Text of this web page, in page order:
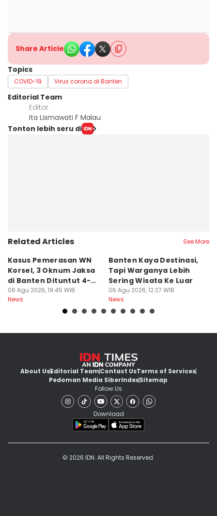
Share Article
Topics
COVID-19 Virus corona di Banten
Editorial Team
Editor
Ita Lismawati F Malau
Tonton lebih seru di
Related Articles See More
Kasus Pemerasan WN
Korsel, 3 Oknum Jaksa
di Banten Dituntut 4-5
Tahun
06 Agu 2026, 19:45 WIB
News
Banten Kaya Destinasi,
Tapi Warganya Lebih
Sering Wisata Ke Luar
06 Agu 2026, 12:27 WIB
News
About UsEditorial TeamContact UsTerms of Services
Pedoman Media SiberIndexSitemap
Follow Us
Download
© 2026 IDN. All Rights Reserved.